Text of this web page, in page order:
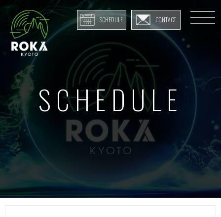
SCHEDULE CONTACT
SCHEDULE